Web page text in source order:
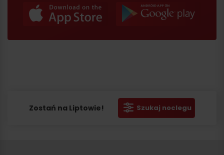
Zostań na Liptowie! Szukaj noclegu